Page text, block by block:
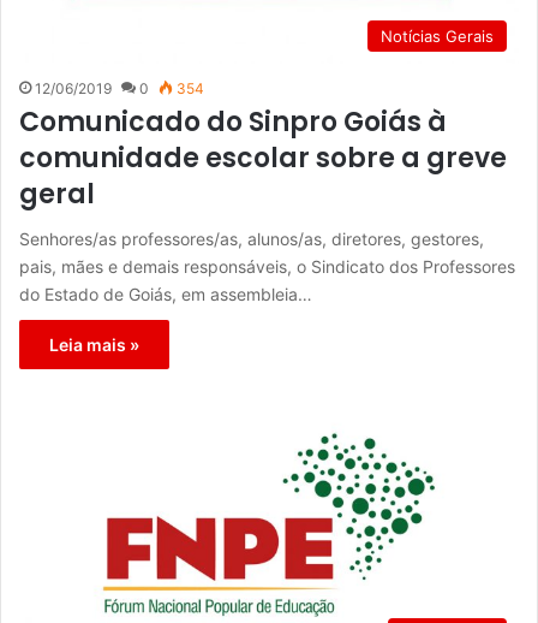
Notícias Gerais
12/06/2019 0 354
Comunicado do Sinpro Goiás à
comunidade escolar sobre a greve
geral
Senhores/as professores/as, alunos/as, diretores, gestores,
pais, mães e demais responsáveis, o Sindicato dos Professores
do Estado de Goiás, em assembleia…
Leia mais »